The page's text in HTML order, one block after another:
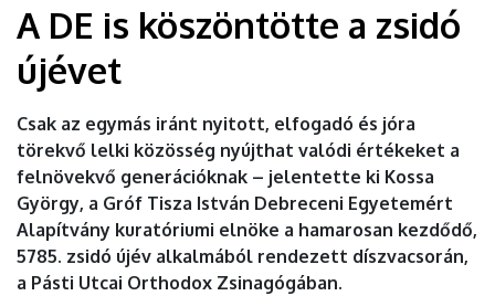
DEBRECENI
EGYETEM
A DE is köszöntötte a zsidó
újévet
Csak az egymás iránt nyitott, elfogadó és jóra
törekvő lelki közösség nyújthat valódi értékeket a
felnövekvő generációknak – jelentette ki Kossa
György, a Gróf Tisza István Debreceni Egyetemért
Alapítvány kuratóriumi elnöke a hamarosan kezdődő,
5785. zsidó újév alkalmából rendezett díszvacsorán,
a Pásti Utcai Orthodox Zsinagógában.